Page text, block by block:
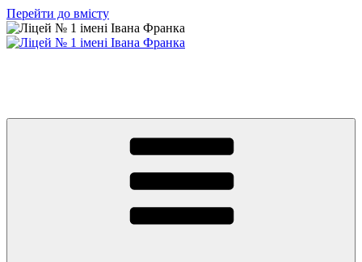
Перейти до вмісту